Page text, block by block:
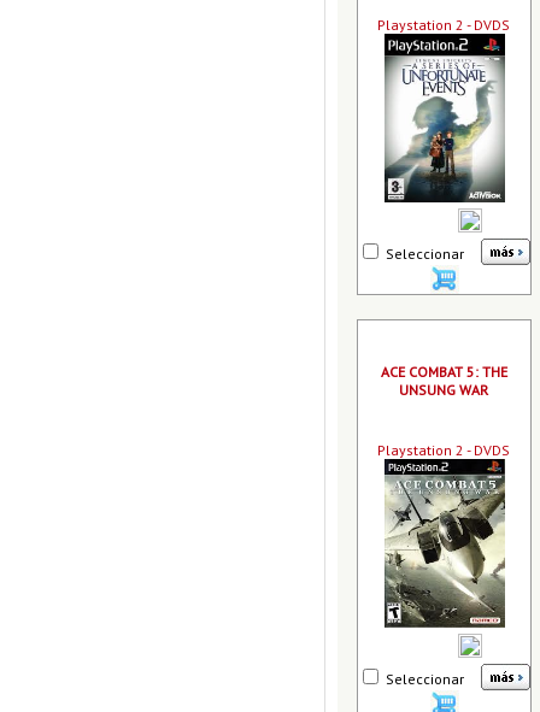
Playstation 2 - DVDS
Seleccionar
ACE COMBAT 5: THE
UNSUNG WAR
Playstation 2 - DVDS
Seleccionar